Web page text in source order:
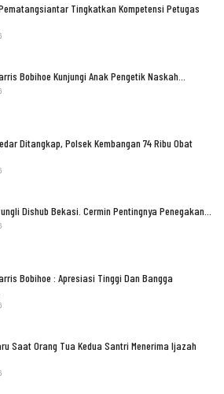
Tingkatkan Kompetensi Petugas
Bobihoe Kunjungi Anak Pengetik Naskah…
Ditangkap, Polsek Kembangan 74 Ribu Obat
Dishub Bekasi. Cermin Pentingnya Penegakan…
Bobihoe : Apresiasi Tinggi Dan Bangga
Saat Orang Tua Kedua Santri Menerima Ijazah